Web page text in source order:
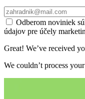
Odberom noviniek
údajov pre účely
Great! We’ve received
We couldn’t process